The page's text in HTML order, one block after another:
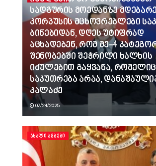
სადგურის მოედანზე მდებარე
კორპუსის მცხოვრებლები
ბინებიდან, დღეს უტიფრად
აცხადებენ, რომ მე-4
შენობებში შეჭრილი ხალხის
იძულებით გაყვანა,
საკუთრება არაა,
კალაძე
07/24/2025
ᲐᲮᲐᲚᲘ ᲐᲛᲑᲔᲑᲘ